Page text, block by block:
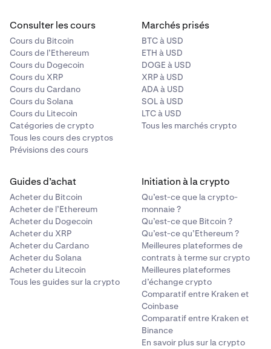
Consulter les cours
Cours du Bitcoin
Cours de l’Ethereum
Cours du Dogecoin
Cours du XRP
Cours du Cardano
Cours du Solana
Cours du Litecoin
Catégories de crypto
Tous les cours des cryptos
Prévisions des cours
Marchés prisés
BTC à USD
ETH à USD
DOGE à USD
XRP à USD
ADA à USD
SOL à USD
LTC à USD
Tous les marchés crypto
Guides d’achat
Acheter du Bitcoin
Acheter de l’Ethereum
Acheter du Dogecoin
Acheter du XRP
Acheter du Cardano
Acheter du Solana
Acheter du Litecoin
Tous les guides sur la crypto
Initiation à la crypto
Qu’est-ce que la crypto-
monnaie ?
Qu’est-ce que Bitcoin ?
Qu’est-ce qu’Ethereum ?
Meilleures plateformes de
contrats à terme sur crypto
Meilleures plateformes
d’échange crypto
Comparatif entre Kraken et
Coinbase
Comparatif entre Kraken et
Binance
En savoir plus sur la crypto